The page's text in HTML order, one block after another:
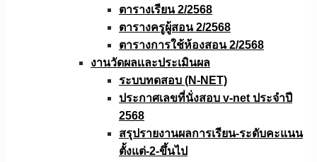
ตารางเรียน 2/2568
ตารางครูผู้สอน 2/2568
ตารางการใช้ห้องสอน 2/2568
งานวัดผลเเละประเมินผล
ระบบทดสอบ (N-NET)
ประกาศเลขที่นั่งสอบ v-net ประจำปี
2568
สรุปรายงานผลการเรียน-ระดับคะแนน
ตั้งแต่-2-ขึ้นไป